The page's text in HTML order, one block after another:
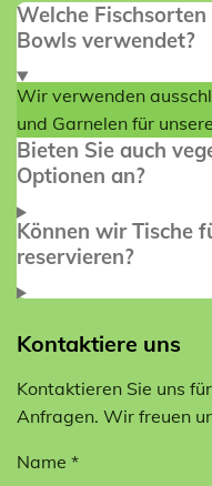
Welche
Bowls verwendet?
Wir verwenden
und Garnelen für
Bieten Sie auch
Optionen an?
Können wir Tische
reservieren?
Kontaktiere uns
Kontaktieren Sie uns
Anfragen. Wir freuen
Name *